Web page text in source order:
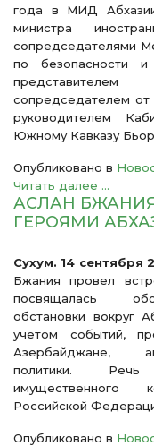
года в МИД Абхазии
министра
сопредседателями
по безопасности
сопредседателем
руководителем
Южному Кавказу
Опубликовано в
Читать далее ...
АСЛАН
ГЕРОЯМИ
Сухум. 14 сентября
Бжания провел
посвящалась
обстановки вокруг
учетом событий,
Азербайджане,
политики.
имущественного
Российской
Опубликовано в